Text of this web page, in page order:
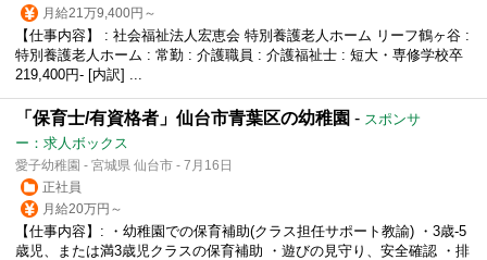
月給21万9,400円～
【仕事内容】 : 社会福祉法人宏恵会 特別養護老人ホーム リーフ鶴ヶ谷 :
特別養護老人ホーム : 常勤 : 介護職員 : 介護福祉士 : 短大・専修学校卒
219,400円- [内訳] ...
「保育士/有資格者」仙台市青葉区の幼稚園 - スポンサ
ー：求人ボックス
愛子幼稚園 - 宮城県 仙台市 - 7月16日
正社員
月給20万円～
【仕事内容】: ・幼稚園での保育補助(クラス担任サポート教諭) ・3歳-5
歳児、または満3歳児クラスの保育補助 ・遊びの見守り、安全確認 ・排